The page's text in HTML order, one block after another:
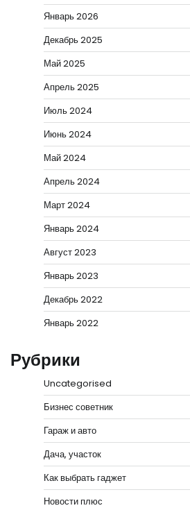
Январь 2026
Декабрь 2025
Май 2025
Апрель 2025
Июль 2024
Июнь 2024
Май 2024
Апрель 2024
Март 2024
Январь 2024
Август 2023
Январь 2023
Декабрь 2022
Январь 2022
Рубрики
Uncategorised
Бизнес советник
Гараж и авто
Дача, участок
Как выбрать гаджет
Новости плюс